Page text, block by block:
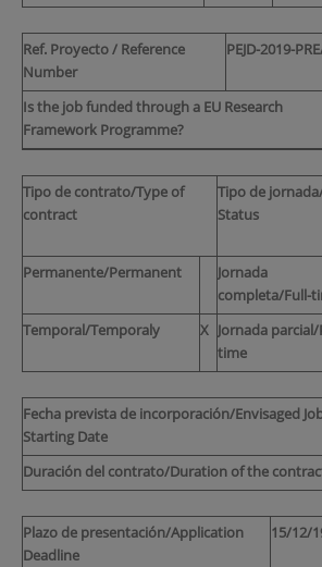
Ref. Proyecto / Reference
Number
PEJD-2019-
Is the job funded through a EU Research
Framework Programme?
Tipo de contrato/Type of
contract
Tipo de
Status
Permanente/Permanent
Jornada
completa/Full-
Temporal/Temporaly X Jornada
time
Fecha prevista de incorporación/Envisaged
Starting Date
Duración del contrato/Duration of the
Plazo de presentación/Application
Deadline
15/12/